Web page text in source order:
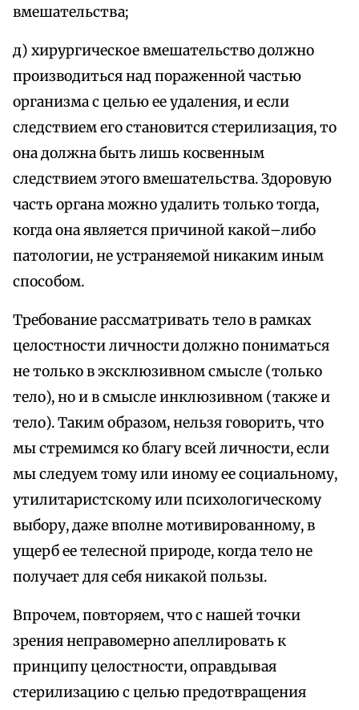
вмешательства;
д) хирургическое вмешательство должно
производиться над пораженной частью
организма с целью ее удаления, и если
следствием его становится стерилизация, то
она должна быть лишь косвенным
следствием этого вмешательства. Здоровую
часть органа можно удалить только тогда,
когда она является причиной какой–либо
патологии, не устраняемой никаким иным
способом.
Требование рассматривать тело в рамках
целостности личности должно пониматься
не только в эксклюзивном смысле (только
тело), но и в смысле инклюзивном (также и
тело). Таким образом, нельзя говорить, что
мы стремимся ко благу всей личности, если
мы следуем тому или иному ее социальному,
утилитаристскому или психологическому
выбору, даже вполне мотивированному, в
ущерб ее телесной природе, когда тело не
получает для себя никакой пользы.
Впрочем, повторяем, что с нашей точки
зрения неправомерно апеллировать к
принципу целостности, оправдывая
стерилизацию с целью предотвращения